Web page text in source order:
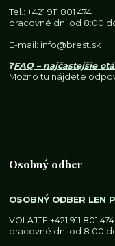
Tel.:+421 911 801 474
pracovné dni od 8:00
E-mail: info@brest.sk
❓FAQ – najčastejšie
Možno tu nájdete
Osobný odber
OSOBNÝ ODBER LEN
VOLAJTE+421 911 801 474
pracovné dni od 8:00